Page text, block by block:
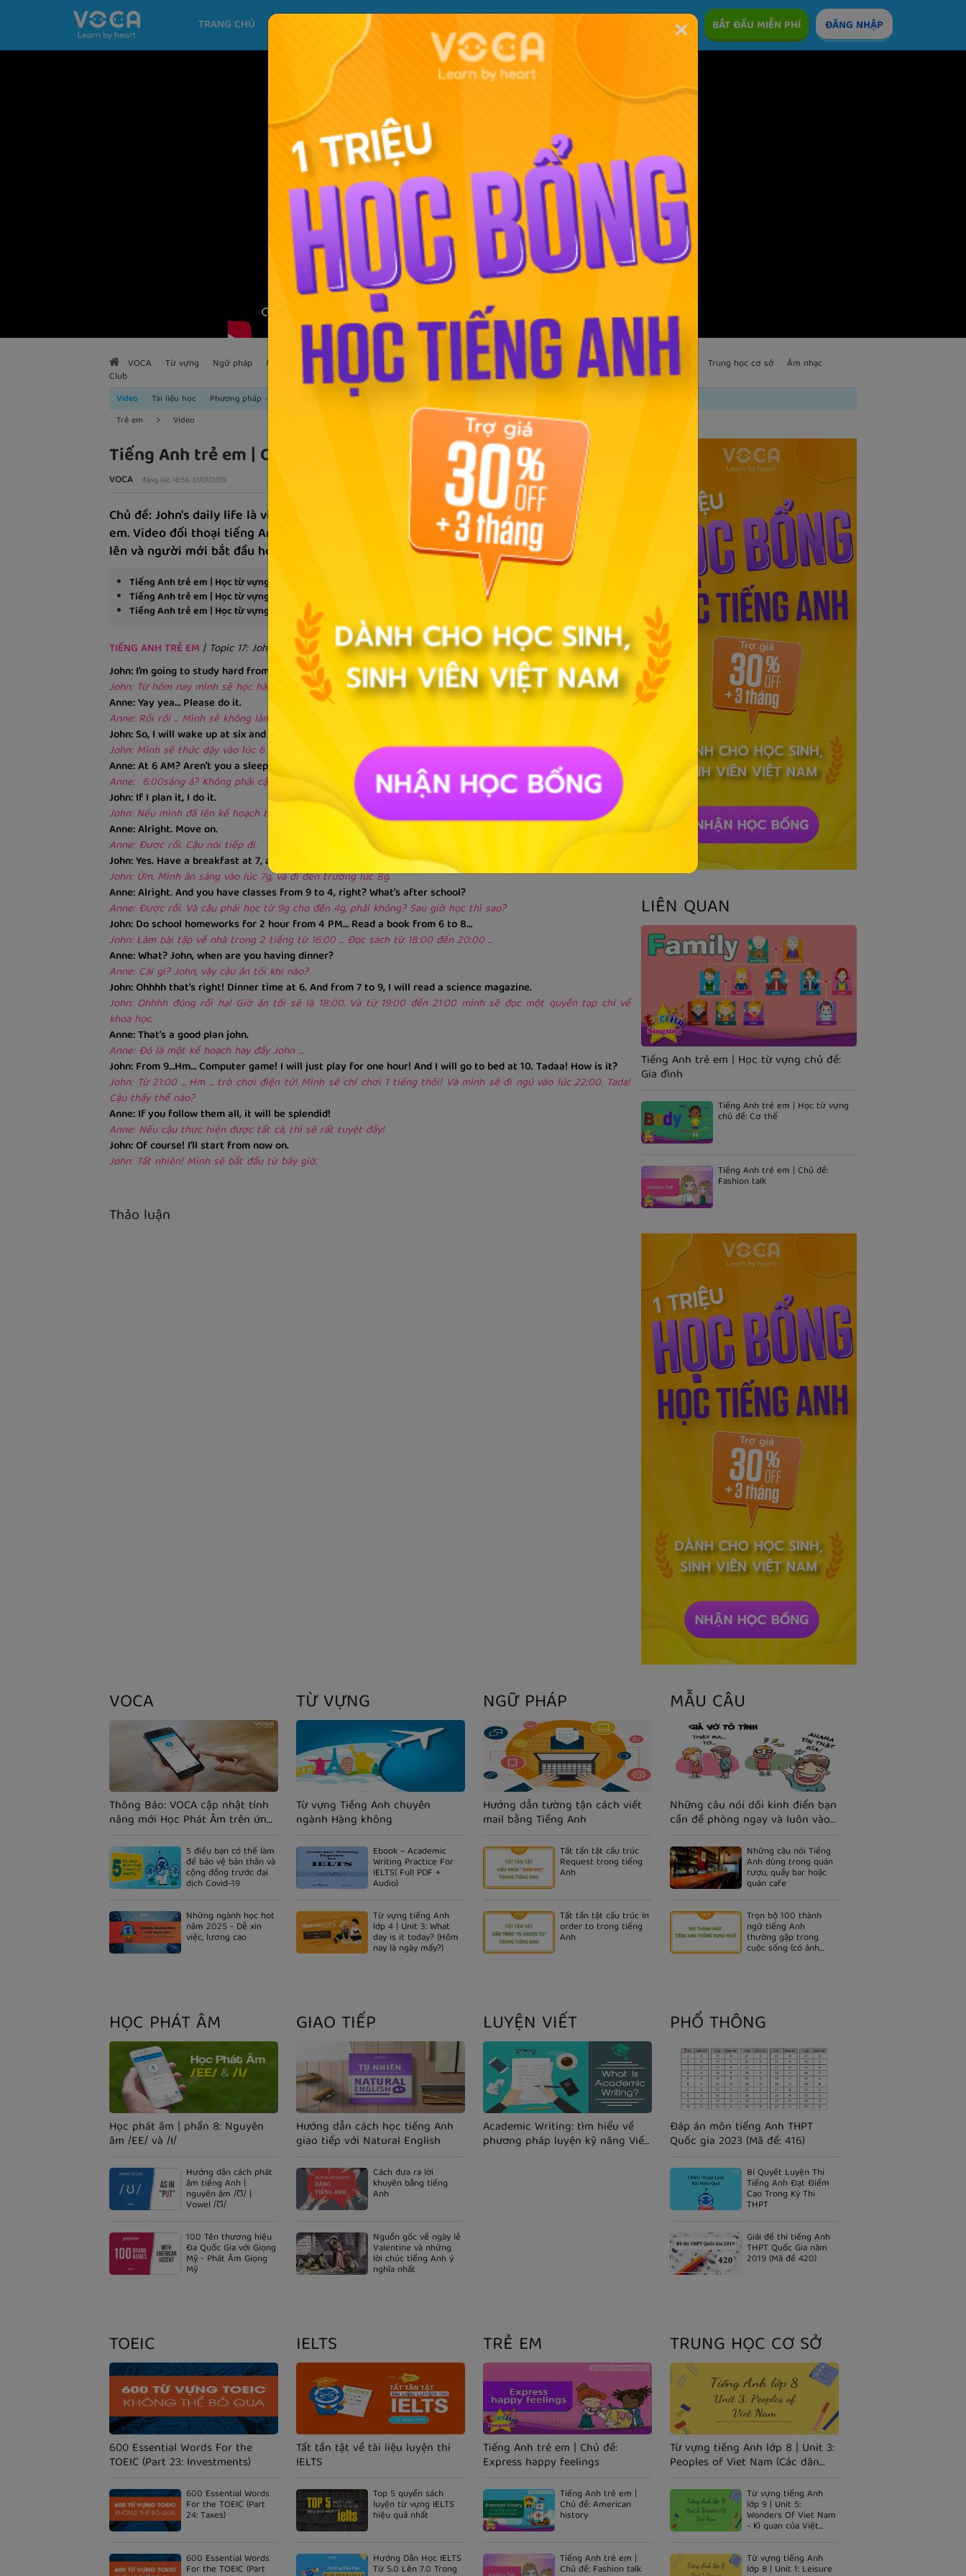
ĐĂNG NHẬP
BẮT ĐẦU MIỄN PHÍ
CỬA HÀNG
PHƯƠNG PHÁP
TRANG CHỦ
VOCA Từ vựng Ngữ pháp Mẫu câu Học phát âm Giao tiếp Luyện viết Phổ thông Luyện nói TOEIC IELTS Trẻ em Trung học cơ sở Âm nhạc
Club
Video Tài liệu học
Phương pháp - Kinh nghiệm
Trẻ em
Video
Tiếng Anh trẻ em | Chủ đề: John's daily life
VOCA đăng lúc 16:56 31/01/2019
Chủ đề: John's daily life là video thứ 17 trong giáo trình dạy tiếng Anh cơ bản dành cho trẻ
em. Video đối thoại tiếng Anh cơ bản và đơn giản phù hợp trình độ của bé từ 10 tuổi trở
lên và người mới bắt đầu học tiếng Anh.
Tiếng Anh trẻ em | Học từ vựng chủ đề: hành động
Tiếng Anh trẻ em | Học từ vựng chủ đề: Cảm xúc
Tiếng Anh trẻ em | Học từ vựng chủ đề: Nghề nghiệp
TIẾNG ANH TRẺ EM | Topic 17: John's daily life | Cuộc sống hàng ngày của John
John: I’m going to study hard from today. Do not disturb me.
John: Từ hôm nay mình sẽ học hành chăm chỉ. Cậu đừng quấy rầy mình nhé.
Anne: Yay yea… Please do it.
Anne: Rồi rồi ... Mình sẽ không làm phiền cậu đâu.
John: So, I will wake up at six and jog for an hour.
John: Mình sẽ thức dậy vào lúc 6 giờ và dành 1 tiếng để chạy bộ.
Anne: At 6 AM? Aren’t you a sleepyhead?
Anne: 6:00sáng á? Không phải cậu là con sâu ngủ sao?
John: If I plan it, I do it.
John: Nếu mình đã lên kế hoạch thì mình sẽ thực hiện được.
Anne: Alright. Move on.
Anne: Được rồi. Cậu nói tiếp đi.
John: Yes. Have a breakfast at 7, and go to school at 8.
John: Ừm. Mình ăn sáng vào lúc 7g, và đi đến trường lúc 8g.
Anne: Alright. And you have classes from 9 to 4, right? What’s after school?
Anne: Được rồi. Và cậu phải học từ 9g cho đến 4g, phải không? Sau giờ học thì sao?
John: Do school homeworks for 2 hour from 4 PM… Read a book from 6 to 8…
John: Làm bài tập về nhà trong 2 tiếng từ 16:00 ... Đọc sách từ 18:00 đến 20:00 ...
Anne: What? John, when are you having dinner?
Anne: Cái gì? John, vậy cậu ăn tối khi nào?
John: Ohhhh that’s right! Dinner time at 6. And from 7 to 9, I will read a science magazine.
John: Ohhhh đúng rồi ha! Giờ ăn tối sẽ là 18:00. Và từ 19:00 đến 21:00 mình sẽ đọc một quyền tạp chí về
khoa học.
Anne: That’s a good plan john.
Anne: Đó là một kế hoạch hay đấy John ....
John: From 9…Hm… Computer game! I will just play for one hour! And I will go to bed at 10. Tadaa! How is it?
John: Từ 21:00 ... Hm ... trò chơi điện tử! Mình sẽ chỉ chơi 1 tiếng thôi! Và mình sẽ đi ngủ vào lúc 22:00. Tada!
Cậu thấy thế nào?
Anne: If you follow them all, it will be splendid!
Anne: Nếu cậu thực hiện được tất cả, thì sẽ rất tuyệt đấy!
John: Of course! I’ll start from now on.
John: Tất nhiên! Mình sẽ bắt đầu từ bây giờ.
Thảo luận
LIÊN QUAN
Tiếng Anh trẻ em | Học từ vựng chủ đề:
Gia đình
Tiếng Anh trẻ em | Học từ vựng
chủ đề: Cơ thể
Tiếng Anh trẻ em | Chủ đề:
Fashion talk
VOCA
Thông Báo: VOCA cập nhật tính
năng mới Học Phát Âm trên ứng
5 điều bạn có thể làm
để bảo vệ bản thân và
cộng đồng trước đại
dịch Covid-19
Những ngành học hot
năm 2025 - Dễ xin
việc, lương cao
TỪ VỰNG
Từ vựng Tiếng Anh chuyên
ngành Hàng không
Ebook ~ Academic
Writing Practice For
IELTS( Full PDF +
Audio)
Từ vựng tiếng Anh
lớp 4 | Unit 3: What
day is it today? (Hôm
nay là ngày mấy?)
NGỮ PHÁP
Hướng dẫn tường tận cách viết
mail bằng Tiếng Anh
Tất tần tật cấu trúc
Request trong tiếng
Anh
Tất tần tật cấu trúc In
order to trong tiếng
Anh
MẪU CÂU
Những câu nói dối kinh điển bạn
cần đề phòng ngay và luôn vào
Những câu nói Tiếng
Anh dùng trong quán
rượu, quầy bar hoặc
quán cafe
Trọn bộ 100 thành
ngữ tiếng Anh
thường gặp trong
cuộc sống (có ảnh
HỌC PHÁT ÂM
Học phát âm | phần 8: Nguyên
âm /EE/ và /I/
Hướng dẫn cách phát
âm tiếng Anh |
nguyên âm /Ʊ/ |
Vowel /Ʊ/
100 Tên thương hiệu
Đa Quốc Gia với Giọng
Mỹ - Phát Âm Giọng
Mỹ
GIAO TIẾP
Hướng dẫn cách học tiếng Anh
giao tiếp với Natural English
Cách đưa ra lời
khuyên bằng tiếng
Anh
Nguồn gốc về ngày lễ
Valentine và những
lời chúc tiếng Anh ý
nghĩa nhất
LUYỆN VIẾT
Academic Writing: tìm hiểu về
phương pháp luyện kỹ năng Viết
PHỔ THÔNG
Đáp án môn tiếng Anh THPT
Quốc gia 2023 (Mã đề: 416)
Bí Quyết Luyện Thi
Tiếng Anh Đạt Điểm
Cao Trong Kỳ Thi
THPT
Giải đề thi tiếng Anh
THPT Quốc Gia năm
2019 (Mã đề 420)
TOEIC
600 Essential Words For the
TOEIC (Part 23: Investments)
600 Essential Words
For the TOEIC (Part
24: Taxes)
600 Essential Words
For the TOEIC (Part
IELTS
Tất tần tật về tài liệu luyện thi
IELTS
Top 5 quyển sách
luyện từ vựng IELTS
hiệu quả nhất
Hướng Dẫn Học IELTS
Từ 5.0 Lên 7.0 Trong
TRẺ EM
Tiếng Anh trẻ em | Chủ đề:
Express happy feelings
Tiếng Anh trẻ em |
Chủ đề: American
history
Tiếng Anh trẻ em |
Chủ đề: Fashion talk
TRUNG HỌC CƠ SỞ
Từ vựng tiếng Anh lớp 8 | Unit 3:
Peoples of Viet Nam (Các dân
Từ vựng tiếng Anh
lớp 9 | Unit 5:
Wonders Of Viet Nam
- Kì quan của Việt
Từ vựng tiếng Anh
lớp 8 | Unit 1: Leisure